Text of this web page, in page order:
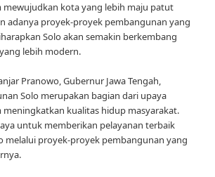
mewujudkan kota yang lebih maju patut
adanya proyek-proyek pembangunan yang
Solo akan semakin berkembang
lebih modern.
Pranowo, Gubernur Jawa Tengah,
Solo merupakan bagian dari upaya
meningkatkan kualitas hidup masyarakat.
untuk memberikan pelayanan terbaik
melalui proyek-proyek pembangunan yang